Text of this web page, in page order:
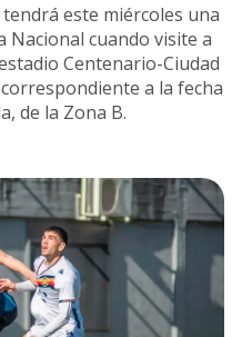
este miércoles una
Nacional cuando visite a
Centenario-Ciudad
a la fecha
de la Zona B.